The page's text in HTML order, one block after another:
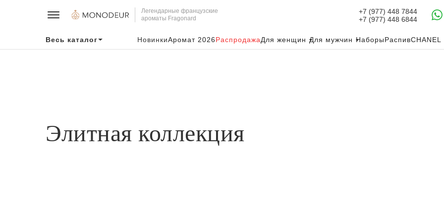
НовинкиАромат 2026РаспродажаДля женщин Для мужчин НаборыРаспивCHANEL
+7 (977) 448 7844
+7 (977) 448 6844
Весь каталог
Легендарные французские
ароматы Fragonard
Элитная коллекция